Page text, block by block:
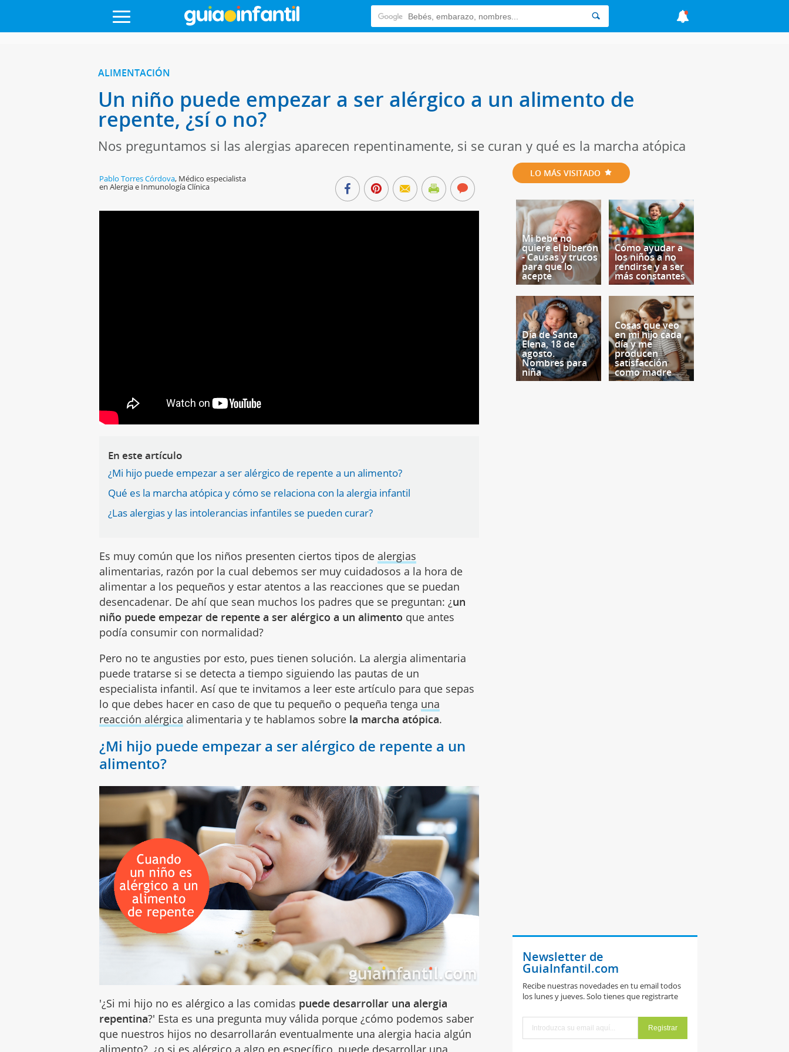
ALIMENTACIÓN
Un niño puede empezar a ser alérgico a un alimento de
repente, ¿sí o no?
Nos preguntamos si las alergias aparecen repentinamente, si se curan y qué es la marcha atópica
Pablo Torres Córdova, Médico especialista
en Alergia e Inmunología Clínica
En este artículo
¿Mi hijo puede empezar a ser alérgico de repente a un alimento?
Qué es la marcha atópica y cómo se relaciona con la alergia infantil
¿Las alergias y las intolerancias infantiles se pueden curar?
Es muy común que los niños presenten ciertos tipos de alergias
alimentarias, razón por la cual debemos ser muy cuidadosos a la hora de
alimentar a los pequeños y estar atentos a las reacciones que se puedan
desencadenar. De ahí que sean muchos los padres que se preguntan: ¿un
niño puede empezar de repente a ser alérgico a un alimento que antes
podía consumir con normalidad?
Pero no te angusties por esto, pues tienen solución. La alergia alimentaria
puede tratarse si se detecta a tiempo siguiendo las pautas de un
especialista infantil. Así que te invitamos a leer este artículo para que sepas
lo que debes hacer en caso de que tu pequeño o pequeña tenga una
reacción alérgica alimentaria y te hablamos sobre la marcha atópica.
¿Mi hijo puede empezar a ser alérgico de repente a un
alimento?
'¿Si mi hijo no es alérgico a las comidas puede desarrollar una alergia
repentina?' Esta es una pregunta muy válida porque ¿cómo podemos saber
que nuestros hijos no desarrollarán eventualmente una alergia hacia algún
LO MÁS VISITADO
Mi bebé no
quiere el biberón
- Causas y trucos
para que lo
acepte
Cómo ayudar a
los niños a no
rendirse y a ser
más constantes
Día de Santa
Elena, 18 de
agosto.
Nombres para
niña
Cosas que veo
en mi hijo cada
día y me
producen
satisfacción
como madre
Newsletter de
GuiaInfantil.com
Recibe nuestras novedades en tu email todos
los lunes y jueves. Solo tienes que registrarte